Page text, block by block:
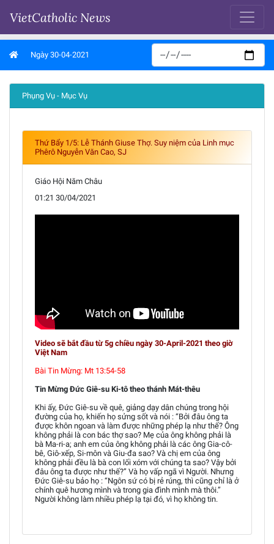
VietCatholic News
Ngày 30-04-2021
Phụng Vụ - Mục Vụ
Thứ Bẩy 1/5: Lễ Thánh Giuse Thợ. Suy niệm của Linh mục
Phêrô Nguyễn Văn Cao, SJ
Giáo Hội Năm Châu
01:21 30/04/2021
Video sẽ bắt đầu từ 5g chiều ngày 30-April-2021 theo giờ
Việt Nam
Bài Tin Mừng: Mt 13:54-58
Tin Mừng Đức Giê-su Ki-tô theo thánh Mát-thêu
Khi ấy, Đức Giê-su về quê, giảng dạy dân chúng trong hội
đường của họ, khiến họ sửng sốt và nói : “Bởi đâu ông ta
được khôn ngoan và làm được những phép lạ như thế? Ông
không phải là con bác thợ sao? Mẹ của ông không phải là
bà Ma-ri-a; anh em của ông không phải là các ông Gia-cô-
bê, Giô-xếp, Si-môn và Giu-đa sao? Và chị em của ông
không phải đều là bà con lối xóm với chúng ta sao? Vậy bởi
đâu ông ta được như thế?” Và họ vấp ngã vì Người. Nhưng
Đức Giê-su bảo họ : “Ngôn sứ có bị rẻ rúng, thì cũng chỉ là ở
chính quê hương mình và trong gia đình mình mà thôi.”
Người không làm nhiều phép lạ tại đó, vì họ không tin.